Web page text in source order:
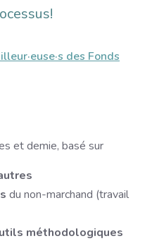
des Fonds
et demie, basé sur
du non-marchand (travail
méthodologiques